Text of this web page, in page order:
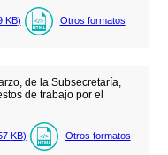
KB) Otros formatos
de la Subsecretaría,
de trabajo por el
KB) Otros formatos